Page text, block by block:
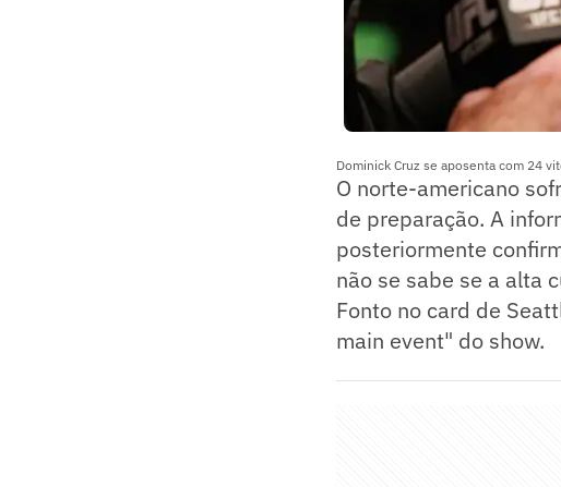
Dominick Cruz se aposenta com 24
O norte-americano
de preparação. A
posteriormente
não se sabe se a alta
Fonto no card de
main event" do show.